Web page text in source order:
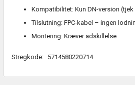
Kompatibilitet: Kun DN-version
Tilslutning: FPC-kabel – ingen
Montering: Kræver adskillelse
Stregkode: 5714580220714